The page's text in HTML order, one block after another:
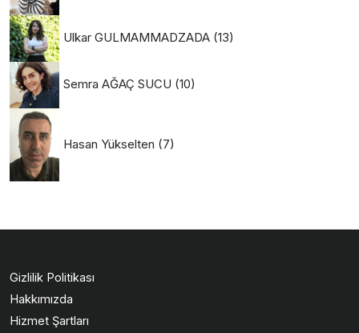
Ulkar GULMAMMADZADA (13)
Semra AĞAÇ SUCU (10)
Hasan Yükselten (7)
Gizlilik Politikası
Hakkımızda
Hizmet Şartları